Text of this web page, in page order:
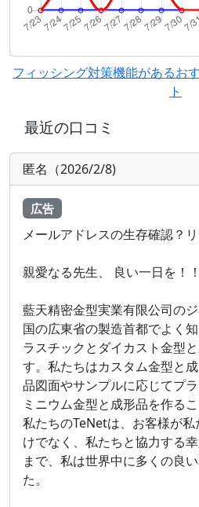
フィッシング対策機能があるお
ト
最近の口コミ
匿名（2026/2/8)
広告
メールアドレスの生存確認？
親愛なる先生、 良い一日を！！
藍天精密金型実業有限公司の
国の広東省の製造首都でよく
ラスチックとダイカスト金型
す。私たちはカスタム金型と
品図面やサンプルに応じてプ
ミニウム金型と成形品を作るこ
私たちのTeNetは、お客様が
けでなく、私たちと協力する
まで、私は世界中に多くの良
た。